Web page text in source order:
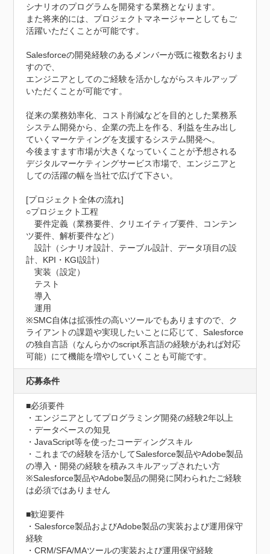
シナリオのプログラムを開発する業務となります。
また将来的には、プロジェクトマネージャーとしてもご
活躍いただくことが可能です。
Salesforceの開発経験のあるメンバーが既に複数名おりま
すので、
エンジニアとしてのご経験を活かしながらスキルアップ
いただくことが可能です。
従来の業務効率化、コスト削減などを目的とした業務系
システム開発から、企業の売上を作る、利益を生み出し
ていくマーケティングを支援するシステム開発へ。
今後ますます市場が大きくなっていくことが予想される
デジタルマーケティングサービス市場で、エンジニアと
しての活躍の幅を当社で広げて下さい。
[プロジェクト全体の流れ]
○プロジェクト工程
要件定義（業務要件、クリエイティブ要件、コンテン
ツ要件、解析要件など）
設計（シナリオ設計、テーブル設計、データ項目の設
計、KPI・KGI設計）
実装（設定）
テスト
導入
運用
※SMC自体は拡張性の高いツールでもありますので、ク
ライアントの課題や実現したいことに応じて、Salesforce
の独自言語（なんらかのscript系言語の経験があれば対応
可能）にて機能を増やしていくことも可能です。
応募条件
■必須要件
・エンジニアとしてプログラミング開発の経験2年以上
・データベースの知見
・JavaScript等を使ったコーディングスキル
・これまでの経験を活かしてSalesforce製品やAdobe製品
の導入・開発の経験を積みスキルアップされたい方
※Salesforce製品やAdobe製品の開発に関わられたご経験
は必須ではありません
■歓迎要件
・Salesforce製品およびAdobe製品の実装および運用保守
経験
・CRM/SFA/MAツールの実装および運用保守経験